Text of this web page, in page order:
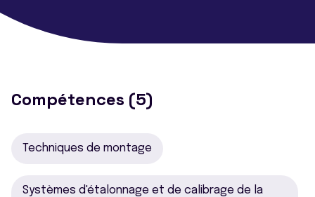
Compétences (5)
Techniques de montage
Systèmes d'étalonnage et de calibrage de la